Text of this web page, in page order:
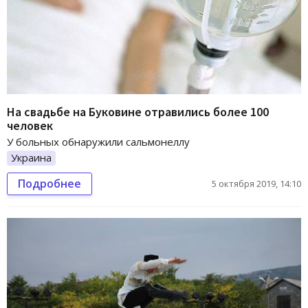
На свадьбе на Буковине отравились более 100
человек
У больных обнаружили сальмонеллу
Украина
Подробнее 5 октября 2019, 14:10